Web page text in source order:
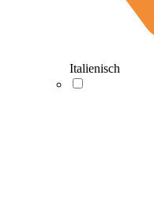
Italienisch